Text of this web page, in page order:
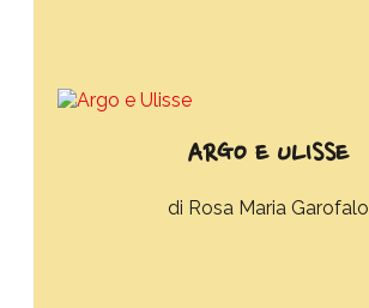
ARGO E ULISSE
Rosa Maria Garofalo